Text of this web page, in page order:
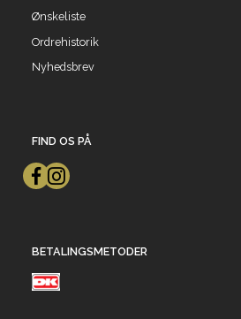
Ønskeliste
Ordrehistorik
Nyhedsbrev
FIND OS PÅ
BETALINGSMETODER